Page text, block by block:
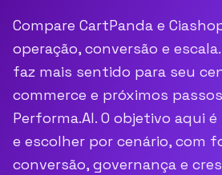
Compare CartPanda e
operação, conversão e
faz mais sentido para seu
commerce e próximos
Performa.AI. O objetivo aqui
e escolher por cenário, com
conversão, governança e